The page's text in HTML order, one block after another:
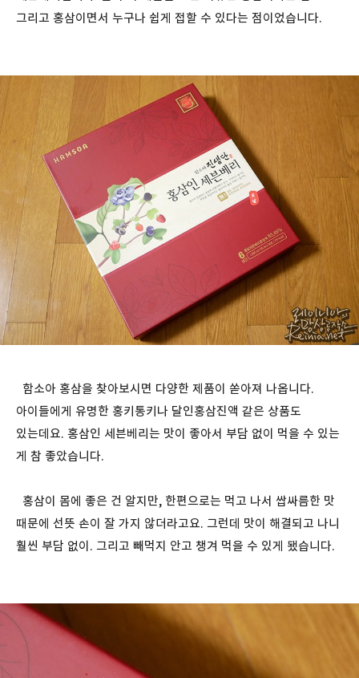
그리고 홍삼이면서 누구나 쉽게 접할 수 있다는 점이었습니다.
함소아 홍삼을 찾아보시면 다양한 제품이 쏟아져 나옵니다.
아이들에게 유명한 홍키통키나 달인홍삼진액 같은 상품도
있는데요. 홍삼인 세븐베리는 맛이 좋아서 부담 없이 먹을 수 있는
게 참 좋았습니다.
홍삼이 몸에 좋은 건 알지만, 한편으로는 먹고 나서 쌉싸름한 맛
때문에 선뜻 손이 잘 가지 않더라고요. 그런데 맛이 해결되고 나니
훨씬 부담 없이. 그리고 빼먹지 안고 챙겨 먹을 수 있게 됐습니다.